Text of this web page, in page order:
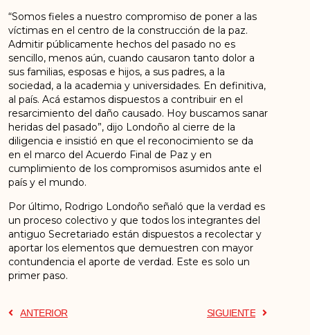
“Somos fieles a nuestro compromiso de poner a las
víctimas en el centro de la construcción de la paz.
Admitir públicamente hechos del pasado no es
sencillo, menos aún, cuando causaron tanto dolor a
sus familias, esposas e hijos, a sus padres, a la
sociedad, a la academia y universidades. En definitiva,
al país. Acá estamos dispuestos a contribuir en el
resarcimiento del daño causado. Hoy buscamos sanar
heridas del pasado”, dijo Londoño al cierre de la
diligencia e insistió en que el reconocimiento se da
en el marco del Acuerdo Final de Paz y en
cumplimiento de los compromisos asumidos ante el
país y el mundo.
Por último, Rodrigo Londoño señaló que la verdad es
un proceso colectivo y que todos los integrantes del
antiguo Secretariado están dispuestos a recolectar y
aportar los elementos que demuestren con mayor
contundencia el aporte de verdad. Este es solo un
primer paso.
ANTERIOR SIGUIENTE